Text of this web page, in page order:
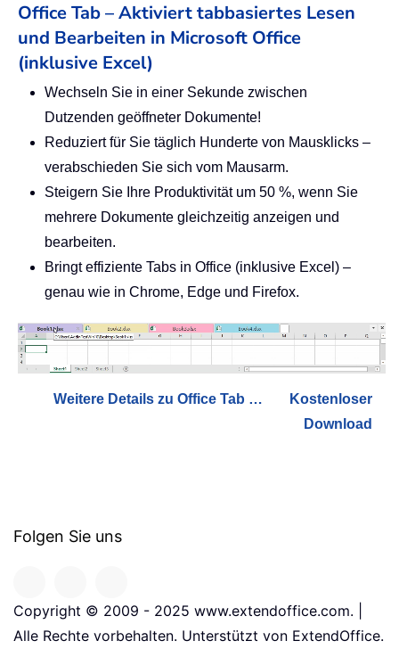
Office Tab – Aktiviert tabbasiertes Lesen
und Bearbeiten in Microsoft Office
(inklusive Excel)
Wechseln Sie in einer Sekunde zwischen
Dutzenden geöffneter Dokumente!
Reduziert für Sie täglich Hunderte von Mausklicks –
verabschieden Sie sich vom Mausarm.
Steigern Sie Ihre Produktivität um 50 %, wenn Sie
mehrere Dokumente gleichzeitig anzeigen und
bearbeiten.
Bringt effiziente Tabs in Office (inklusive Excel) –
genau wie in Chrome, Edge und Firefox.
Weitere Details zu Office Tab …
Kostenloser
Download
Folgen Sie uns
Copyright © 2009 - 2025 www.extendoffice.com. |
Alle Rechte vorbehalten. Unterstützt von ExtendOffice.